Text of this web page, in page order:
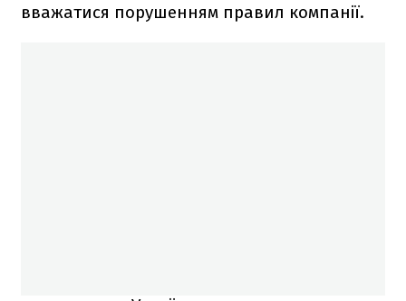
вважатися порушенням правил компанії.